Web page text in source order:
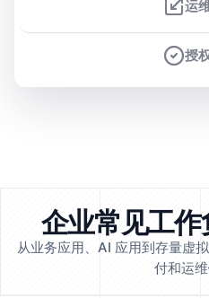
运
授
企业常见工
从业务应用、AI 应用到存量虚
付和运维